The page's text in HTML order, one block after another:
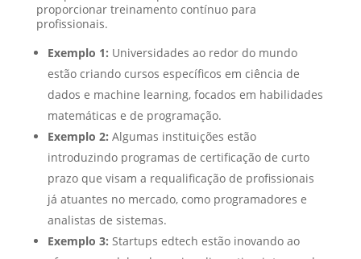
proporcionar treinamento contínuo para
profissionais.
Exemplo 1: Universidades ao redor do mundo
estão criando cursos específicos em ciência de
dados e machine learning, focados em habilidades
matemáticas e de programação.
Exemplo 2: Algumas instituições estão
introduzindo programas de certificação de curto
prazo que visam a requalificação de profissionais
já atuantes no mercado, como programadores e
analistas de sistemas.
Exemplo 3: Startups edtech estão inovando ao